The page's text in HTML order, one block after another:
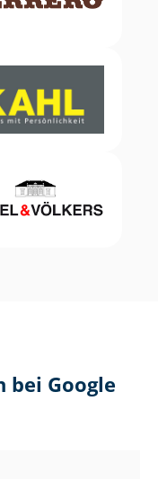
bei Google